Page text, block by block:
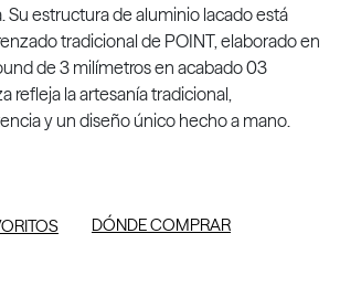
Su estructura de aluminio lacado está
tradicional de POINT, elaborado en
de 3 milímetros en acabado 03
refleja la artesanía tradicional,
y un diseño único hecho a mano.
DÓNDE COMPRAR